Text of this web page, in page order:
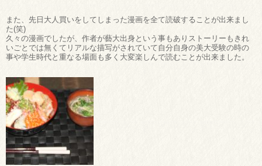
また、先日大人買いをしてしまった漫画を全て読破することが出来まし
た(笑)
久々の漫画でしたが、作者が藝大出身という事もありストーリーもきれ
いごとでは無くてリアルな描写がされていて自分自身の美大受験の時の
事や学生時代と重なる場面も多く大変楽しんで読むことが出来ました。